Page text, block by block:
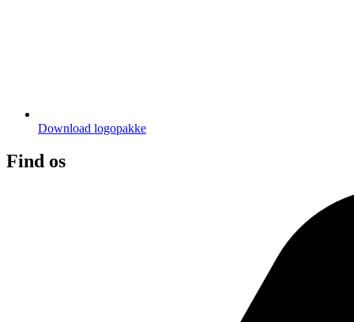
Download logopakke
Find os